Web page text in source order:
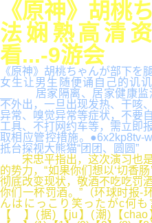
《原神》胡桃
法娴熟高清
看...-9游会
《原神》胡桃ちゃんが部下を
女生让男生随便诵自己的讥
__ 居家隔离、居家健康监
不外出，一旦出现发热、干咳
异常、嗅觉异常等症状，不要
工具、不打网约车等，需立即
取相应管控措施。●6x2kp8tv-
抵台探视大熊猫“团团、圆圆”
宋忠平指出，这次演习也是
的势力，“如果你们想以‘切香
彻底改变现状，敬酒不吃吃罚
你们一杯罚酒。”（环球时报-
んはにっこり笑ったがc
【 】(据)【ju】(潮)【